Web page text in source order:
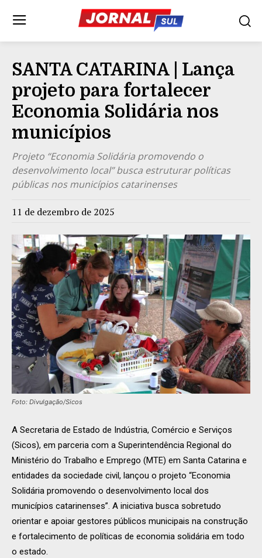
SANTA CATARINA | Lança
projeto para fortalecer
Economia Solidária nos
municípios
Projeto “Economia Solidária promovendo o
desenvolvimento local” busca estruturar políticas
públicas nos municípios catarinenses
11 de dezembro de 2025
Foto: Divulgação/Sicos
A Secretaria de Estado de Indústria, Comércio e Serviços
(Sicos), em parceria com a Superintendência Regional do
Ministério do Trabalho e Emprego (MTE) em Santa Catarina e
entidades da sociedade civil, lançou o projeto “Economia
Solidária promovendo o desenvolvimento local dos
municípios catarinenses”. A iniciativa busca sobretudo
orientar e apoiar gestores públicos municipais na construção
e fortalecimento de políticas de economia solidária em todo
o estado.